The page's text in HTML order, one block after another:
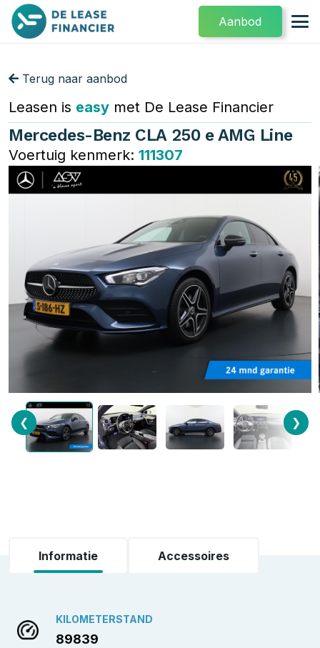
Aanbod
Terug naar aanbod
Leasen is easy met De Lease Financier
Mercedes-Benz CLA 250 e AMG Line
Voertuig kenmerk: 111307
❮ ❯
Informatie Accessoires
KILOMETERSTAND
89839